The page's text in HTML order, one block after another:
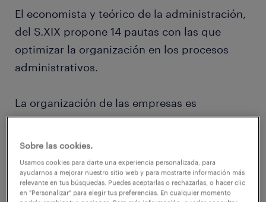
El economista y teórico de la administración,
del S.XIX propone 14 pautas con las que
optimizar la organización en los procesos
administrativos.
La organización de las empresas es
trascendental ya que permite estructurar el
trabajo, simplificarlo y maximizar los
recursos. Si el objetivo está bien definido y se
cumplen cualidades como el orden, la
planificación y el liderazgo, el éxito en la
Sobre las cookies.
Usamos cookies para darte una experiencia personalizada, para
ayudarnos a mejorar nuestro sitio web y para mostrarte información más
relevante en tus búsquedas. Puedes aceptarlas o rechazarlas, o hacer clic
en "Personalizar" para elegir tus preferencias. En cualquier momento